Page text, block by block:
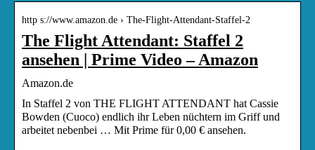
http s://www.amazon.de › The-Flight-Attendant-Staffel-2
The Flight Attendant: Staffel 2
ansehen | Prime Video – Amazon
Amazon.de
In Staffel 2 von THE FLIGHT ATTENDANT hat Cassie
Bowden (Cuoco) endlich ihr Leben nüchtern im Griff und
arbeitet nebenbei … Mit Prime für 0,00 € ansehen.